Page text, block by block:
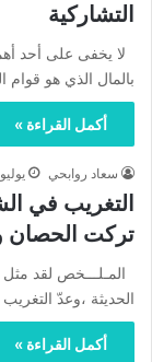
التشاركية
لا يخفى على أحد
بالمال الذي هو قوام
أكمل القراءة »
سعاد روابحي يوليو 11, 2020
التغريب في
تركت الحصان
المـلـــخص لقد
الحديثة ،وعدّ
أكمل القراءة »